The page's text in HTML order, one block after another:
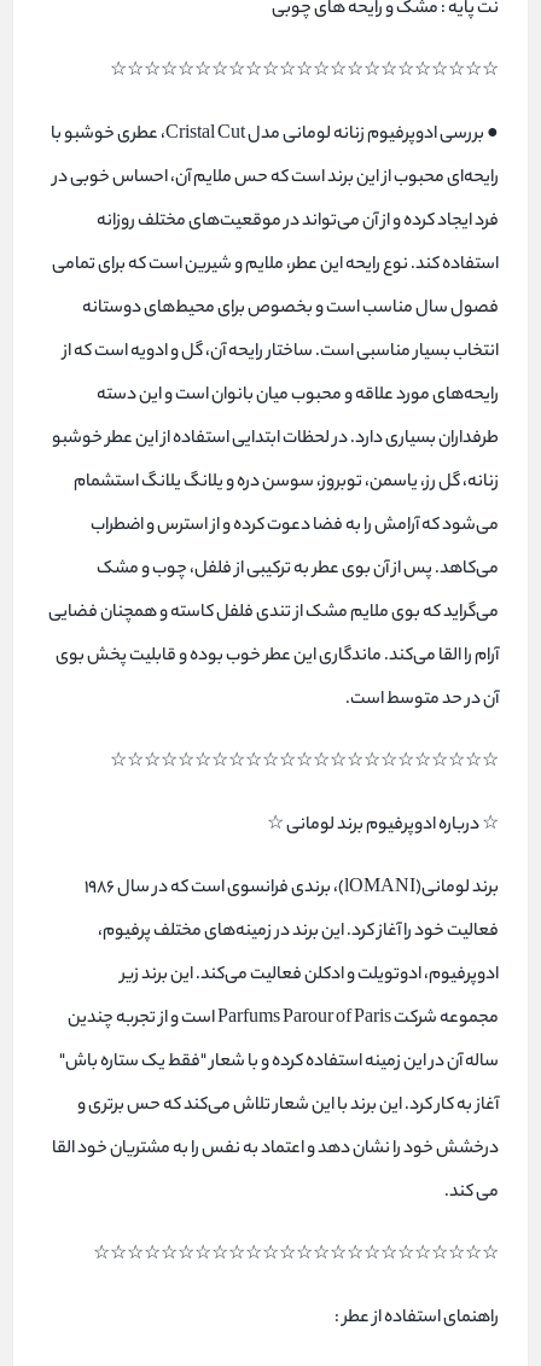
نت پایه : مشک و رایحه های چوبی
☆☆☆☆☆☆☆☆☆☆☆☆☆☆☆☆☆☆☆☆☆☆☆
● بررسی ادوپرفیوم زنانه لومانی مدل Cristal Cut، عطری خوشبو با
رایحه‌ای محبوب از این برند است که حس ملایم آن، احساس خوبی در
فرد ایجاد کرده و از آن می‌تواند در موقعیت‌های مختلف روزانه
استفاده کند. نوع رایحه این عطر، ملایم و شیرین است که برای تمامی
فصول سال مناسب است و بخصوص برای محیط‌های دوستانه
انتخاب بسیار مناسبی است. ساختار رایحه آن، گل و ادویه است که از
رایحه‌های مورد علاقه و محبوب میان بانوان است و این دسته
طرفداران بسیاری دارد. در لحظات ابتدایی استفاده از این عطر خوشبو
زنانه، گل رز، یاسمن، توبروز، سوسن دره و یلانگ یلانگ استشمام
می‌شود که آرامش را به فضا دعوت کرده و از استرس و اضطراب
می‌کاهد. پس از آن بوی عطر به ترکیبی از فلفل، چوب و مشک
می‌گراید که بوی ملایم مشک از تندی فلفل کاسته و همچنان فضایی
آرام را القا می‌کند. ماندگاری این عطر خوب بوده و قابلیت پخش بوی
آن در حد متوسط است.
☆☆☆☆☆☆☆☆☆☆☆☆☆☆☆☆☆☆☆☆☆☆☆
☆ درباره ادوپرفیوم برند لومانی ☆
برند لومانی(lOMANI)، برندی فرانسوی است که در سال 1986
فعالیت خود را آغاز کرد. این برند در زمینه‌های مختلف پرفیوم،
ادوپرفیوم، ادوتویلت و ادکلن فعالیت می‌کند. این برند زیر
مجموعه شرکت Parfums Parour of Paris است و از تجربه چندین
ساله آن در این زمینه استفاده کرده و با شعار "فقط یک ستاره باش"
آغاز به کار کرد. این برند با این شعار تلاش می‌کند که حس برتری و
درخشش خود را نشان دهد و اعتماد به نفس را به مشتریان خود القا
می کند.
☆☆☆☆☆☆☆☆☆☆☆☆☆☆☆☆☆☆☆☆☆☆☆☆
راهنمای استفاده از عطر :